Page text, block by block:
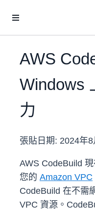
AWS
Windows
力
張貼日期: 2024年8
AWS CodeBuild
您的 Amazon VPC
CodeBuild 在不需
VPC 資源。